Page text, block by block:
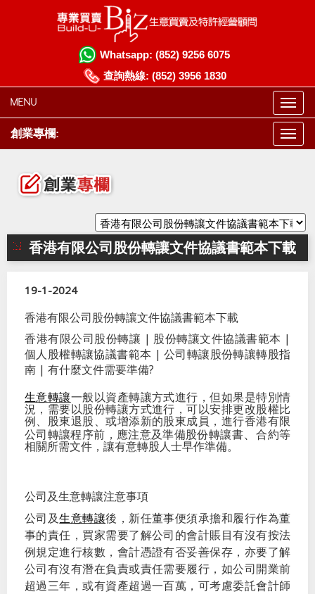
Whatsapp: (852) 9256 6075
查詢熱線: (852) 3956 1830
MENU
創業專欄:
香港有限公司股份轉讓文件協議書範本下載
19-1-2024
香港有限公司股份轉讓文件協議書範本下載
香港有限公司股份轉讓 | 股份轉讓文件協議書範本 |
個人股權轉讓協議書範本 | 公司轉讓股份轉讓轉股指
南 | 有什麼文件需要準備?
生意轉讓一般以資產轉讓方式進行，但如果是特別情
況，需要以股份轉讓方式進行，可以安排更改股權比
例、股東退股、或增添新的股東成員，進行香港有限
公司轉讓程序前，應注意及準備股份轉讓書、合約等
相關所需文件，讓有意轉股人士早作準備。
公司及生意轉讓注意事項
公司及生意轉讓後，新任董事便須承擔和履行作為董
事的責任，買家需要了解公司的會計賬目有沒有按法
例規定進行核數，會計憑證有否妥善保存，亦要了解
公司有沒有潛在負責或責任需要履行，如公司開業前
超過三年，或有資產超過一百萬，可考慮委託會計師